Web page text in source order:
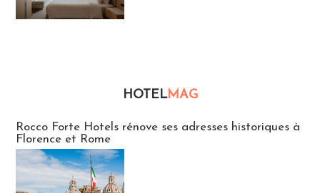
HOTELMAG
Rocco Forte Hotels rénove ses adresses historiques à
Florence et Rome